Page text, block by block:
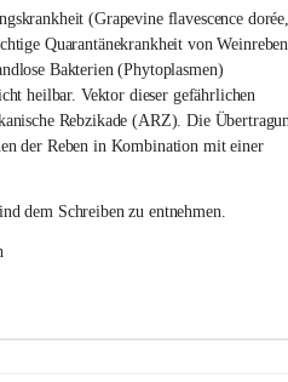
(Grapevine flavescence dorée,
Quarantänekrankheit von
Bakterien (Phytoplasmen)
heilbar. Vektor dieser gefährlichen
Rebzikade (ARZ). Die
der Reben in Kombination mit einer
dem Schreiben zu entnehmen.